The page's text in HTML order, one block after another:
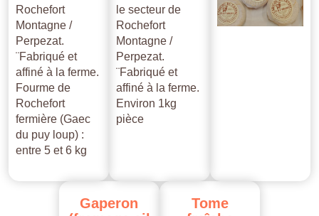
Rochefort
Montagne /
Perpezat.
¨Fabriqué et
affiné à la ferme.
Fourme de
Rochefort
fermière (Gaec
du puy loup) :
entre 5 et 6 kg
le secteur de
Rochefort
Montagne /
Perpezat.
¨Fabriqué et
affiné à la ferme.
Environ 1kg
pièce
Gaperon
Tome